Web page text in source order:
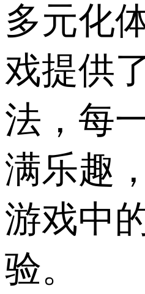
多元化
戏提供
法，每
满乐趣
游戏中
验。